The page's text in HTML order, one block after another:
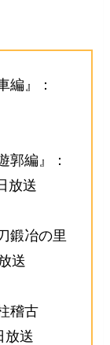
編』：
郭編』：
放送
鍛冶の里
送
稽古
放送